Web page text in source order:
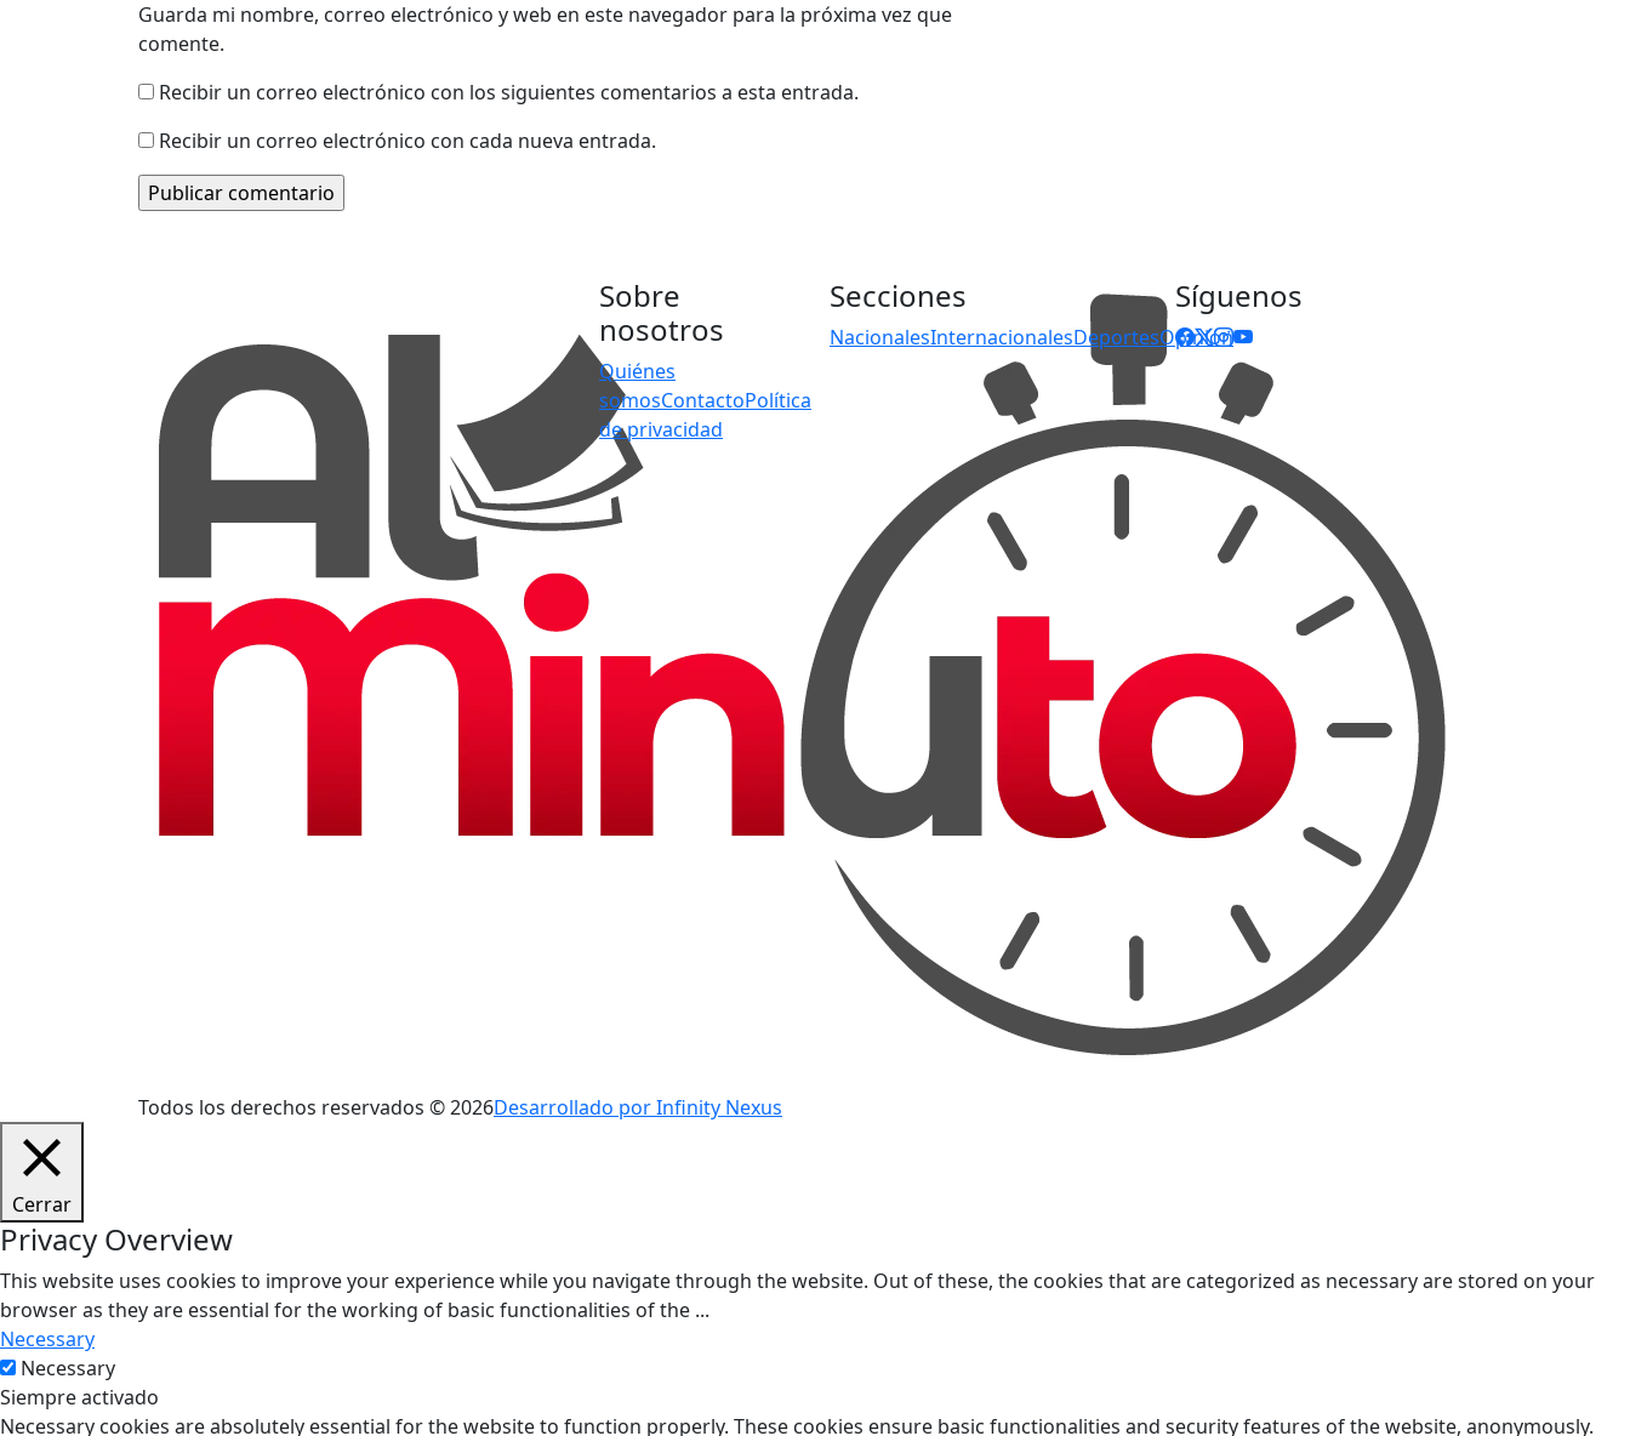
Guarda mi nombre, correo electrónico y web en este navegador para la próxima vez que
comente.
Recibir un correo electrónico con los siguientes comentarios a esta entrada.
Recibir un correo electrónico con cada nueva entrada.
Sobre
nosotros
Quiénes
somosContactoPolítica
de privacidad
Secciones
NacionalesInternacionalesDeportesOpinión
Síguenos
Todos los derechos reservados © 2026Desarrollado por Infinity Nexus
Cerrar
Privacy Overview
This website uses cookies to improve your experience while you navigate through the website. Out of these, the cookies that are categorized as necessary are stored on your
browser as they are essential for the working of basic functionalities of the ...
Necessary
Necessary
Siempre activado
Necessary cookies are absolutely essential for the website to function properly. These cookies ensure basic functionalities and security features of the website, anonymously.